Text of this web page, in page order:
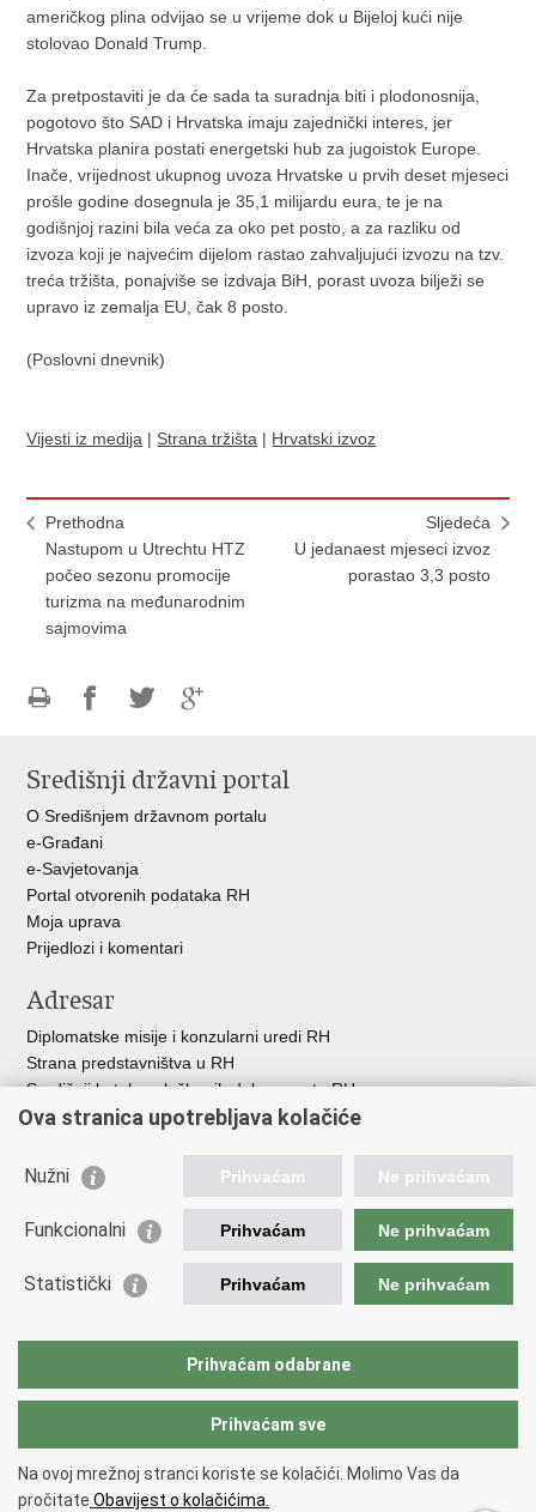
američkog plina odvijao se u vrijeme dok u Bijeloj kući nije
stolovao Donald Trump.
Za pretpostaviti je da će sada ta suradnja biti i plodonosnija,
pogotovo što SAD i Hrvatska imaju zajednički interes, jer
Hrvatska planira postati energetski hub za jugoistok Europe.
Inače, vrijednost ukupnog uvoza Hrvatske u prvih deset mjeseci
prošle godine dosegnula je 35,1 milijardu eura, te je na
godišnjoj razini bila veća za oko pet posto, a za razliku od
izvoza koji je najvećim dijelom rastao zahvaljujući izvozu na tzv.
treća tržišta, ponajviše se izdvaja BiH, porast uvoza bilježi se
upravo iz zemalja EU, čak 8 posto.
(Poslovni dnevnik)
Vijesti iz medija | Strana tržišta | Hrvatski izvoz
Prethodna
Nastupom u Utrechtu HTZ
počeo sezonu promocije
turizma na međunarodnim
sajmovima
Sljedeća
U jedanaest mjeseci izvoz
porastao 3,3 posto
FacebookuTwitteruGoogle
Središnji državni portal
O Središnjem državnom portalu
e-Građani
e-Savjetovanja
Portal otvorenih podataka RH
Moja uprava
Prijedlozi i komentari
Adresar
Diplomatske misije i konzularni uredi RH
Strana predstavništva u RH
Središnji katalog službenih dokumenata RH
Adresar tijela javne vlasti
Besplatni telefoni javne uprave
Korisne poveznice
Hrvatska gospodarska komora
Hrvatska obrtnička komora
Europska komisija
Povratak na vrh
Ova stranica upotrebljava kolačiće
Nužni Prihvaćam Ne prihvaćam
Funkcionalni Prihvaćam Ne prihvaćam
Statistički Prihvaćam Ne prihvaćam
Prihvaćam odabrane
Prihvaćam sve
Na ovoj mrežnoj stranci koriste se kolačići. Molimo Vas da
pročitate Obavijest o kolačićima.